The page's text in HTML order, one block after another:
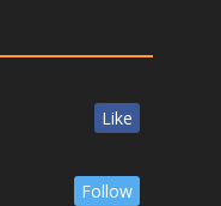
Like
Follow